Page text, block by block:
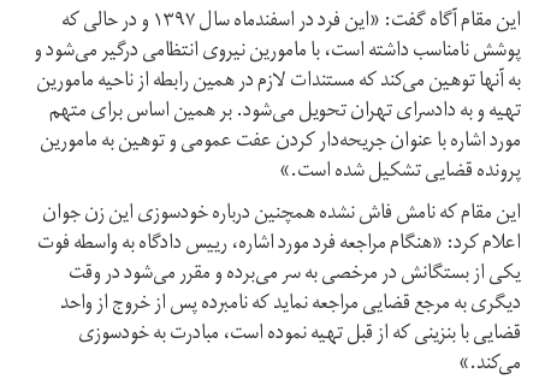
این مقام آگاه گفت: «این فرد در اسفندماه سال ۱۳۹۷ و در حالی که
پوشش نامناسب داشته است، با مامورین نیروی انتظامی درگیر می‌شود و
به آنها توهین می‌کند که مستندات لازم در همین رابطه از ناحیه مامورین
تهیه و به دادسرای تهران تحویل می‌شود. بر همین اساس برای متهم
مورد اشاره با عنوان جریحه‌دار کردن عفت عمومی و توهین به مامورین
پرونده قضایی تشکیل شده است.»
این مقام که نامش فاش نشده همچنین درباره خودسوزی این زن جوان
اعلام کرد: «هنگام مراجعه فرد مورد اشاره، رییس دادگاه به واسطه فوت
یکی از بستگانش در مرخصی به سر می‌برده و مقرر می‌شود در وقت
دیگری به مرجع قضایی مراجعه نماید که نامبرده پس از خروج از واحد
قضایی با بنزینی که از قبل تهیه نموده است، مبادرت به خودسوزی
می‌کند.»